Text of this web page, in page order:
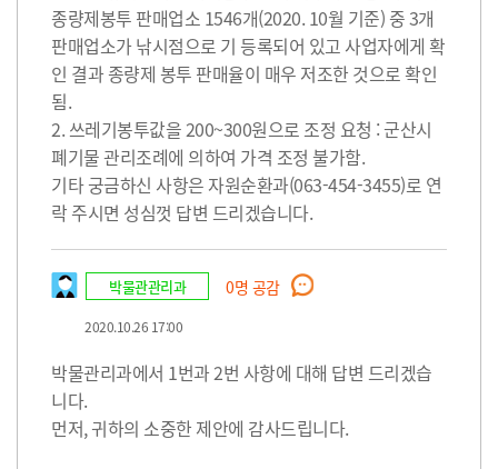
종량제봉투 판매업소 1546개(2020. 10월 기준) 중 3개
판매업소가 낚시점으로 기 등록되어 있고 사업자에게 확
인 결과 종량제 봉투 판매율이 매우 저조한 것으로 확인
됨.
2. 쓰레기봉투값을 200~300원으로 조정 요청 : 군산시
폐기물 관리조례에 의하여 가격 조정 불가함.
기타 궁금하신 사항은 자원순환과(063-454-3455)로 연
락 주시면 성심껏 답변 드리겠습니다.
박물관관리과 0명 공감
2020.10.26 17:00
박물관리과에서 1번과 2번 사항에 대해 답변 드리겠습
니다.
먼저, 귀하의 소중한 제안에 감사드립니다.